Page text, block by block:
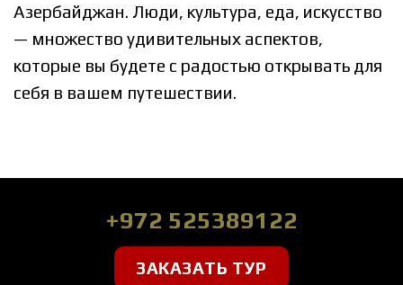
Азербайджан. Люди, культура, еда, искусство
— множество удивительных аспектов,
которые вы будете с радостью открывать для
себя в вашем путешествии.
+972 525389122
ЗАКАЗАТЬ ТУР